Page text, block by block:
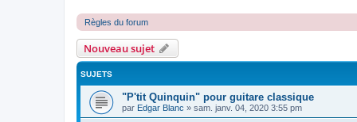
Règles du forum
Nouveau sujet
SUJETS
"P'tit Quinquin" pour guitare classique
par Edgar Blanc » sam. janv. 04, 2020 3:55 pm